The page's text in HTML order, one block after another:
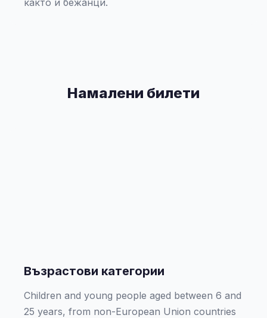
както и бежанци.
Намалени билети
Възрастови категории
Children and young people aged between 6 and
25 years, from non-European Union countries